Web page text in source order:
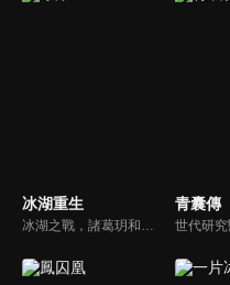
冰湖重生 青囊傳